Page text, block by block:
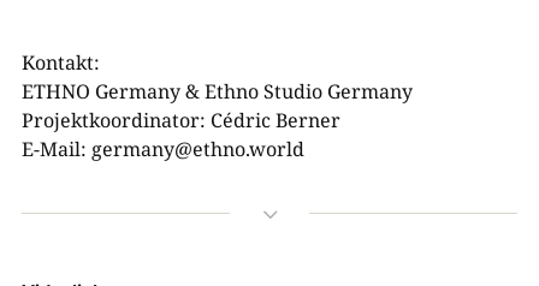
Kontakt:
ETHNO Germany & Ethno Studio Germany
Projektkoordinator: Cédric Berner
E-Mail: germany@ethno.world
3